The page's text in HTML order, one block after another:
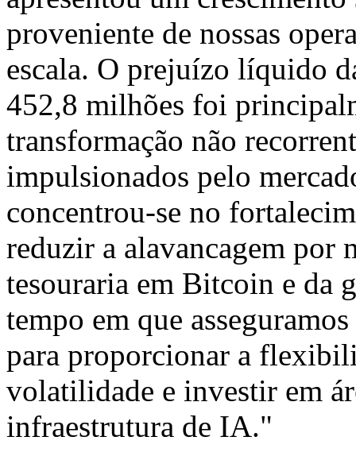
proveniente de nossas
escala. O prejuízo líquido
452,8 milhões foi
transformação não
impulsionados pelo
concentrou-se no
reduzir a alavancagem por
tesouraria em Bitcoin e da
tempo em que
para proporcionar a
volatilidade e investir em
infraestrutura de IA."